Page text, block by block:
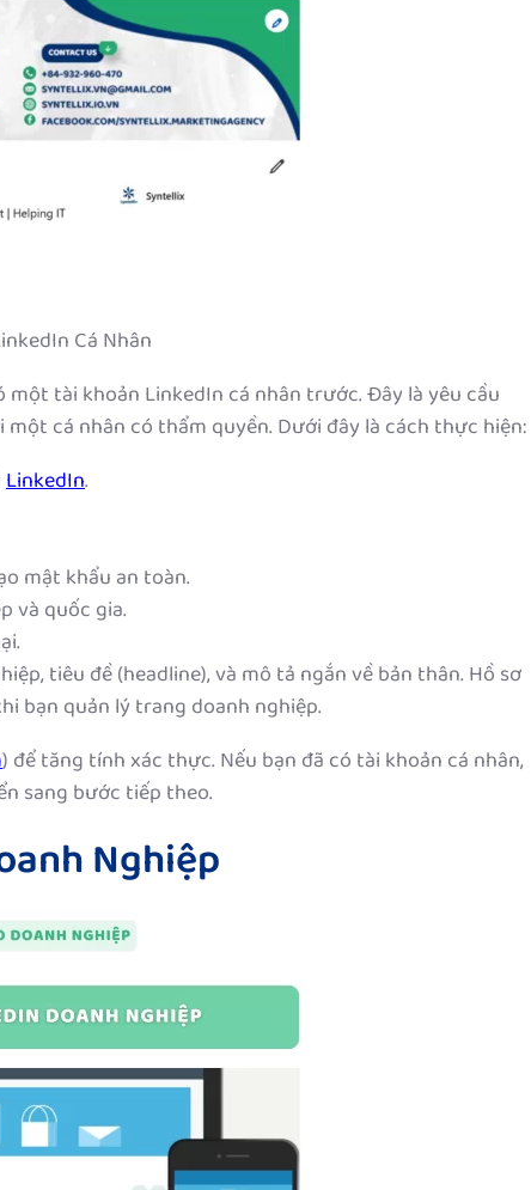
Cá Nhân
một tài khoản LinkedIn cá nhân trước. Đây là yêu cầu
cá nhân có thẩm quyền. Dưới đây là cách thực hiện:
LinkedIn.
mật khẩu an toàn.
và quốc gia.
tiêu đề (headline), và mô tả ngắn về bản thân. Hồ sơ
bạn quản lý trang doanh nghiệp.
) để tăng tính xác thực. Nếu bạn đã có tài khoản cá nhân,
sang bước tiếp theo.
Nghiệp